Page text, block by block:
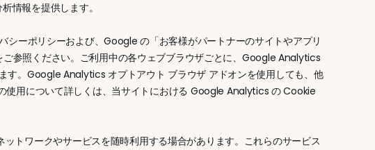
情報を提供します。
ーポリシーおよび、Google の「お客様がパートナーのサイトやアプリ
参照ください。ご利用中の各ウェブブラウザごとに、Google Analytics
す。Google Analytics オプトアウト ブラウザ アドオンを使用しても、他
用について詳しくは、当サイトにおける Google Analytics の Cookie
トワークやサービスを随時利用する場合があります。これらのサービス